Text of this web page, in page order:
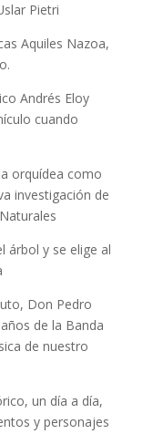
Pietri
Aquiles Nazoa,
Andrés Eloy
cuando
orquídea como
investigación de
árbol y se elige al
Don Pedro
de la Banda
de nuestro
un día a día,
y personajes